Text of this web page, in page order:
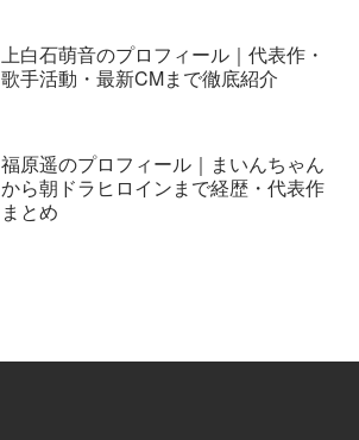
上白石萌音のプロフィール｜代表作・
歌手活動・最新CMまで徹底紹介
福原遥のプロフィール｜まいんちゃん
から朝ドラヒロインまで経歴・代表作
まとめ